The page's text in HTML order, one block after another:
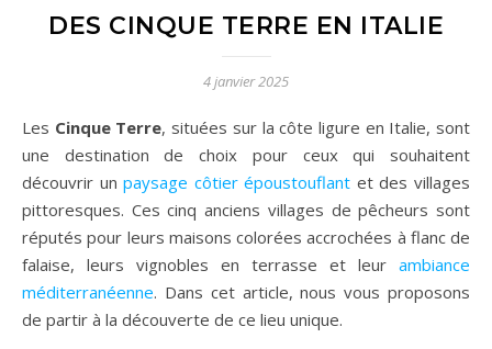
DES CINQUE TERRE EN ITALIE
4 janvier 2025
Les Cinque Terre, situées sur la côte ligure en Italie, sont
une destination de choix pour ceux qui souhaitent
découvrir unpaysage côtier époustouflant et des villages
pittoresques. Ces cinq anciens villages de pêcheurs sont
réputés pour leurs maisons colorées accrochées à flanc de
falaise, leurs vignobles en terrasse et leur ambiance
méditerranéenne. Dans cet article, nous vous proposons
de partir à la découverte de ce lieu unique.